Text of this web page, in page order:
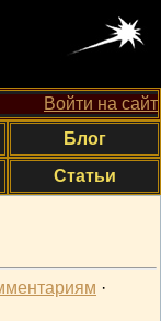
Войти на сайт
Блог
Статьи
·